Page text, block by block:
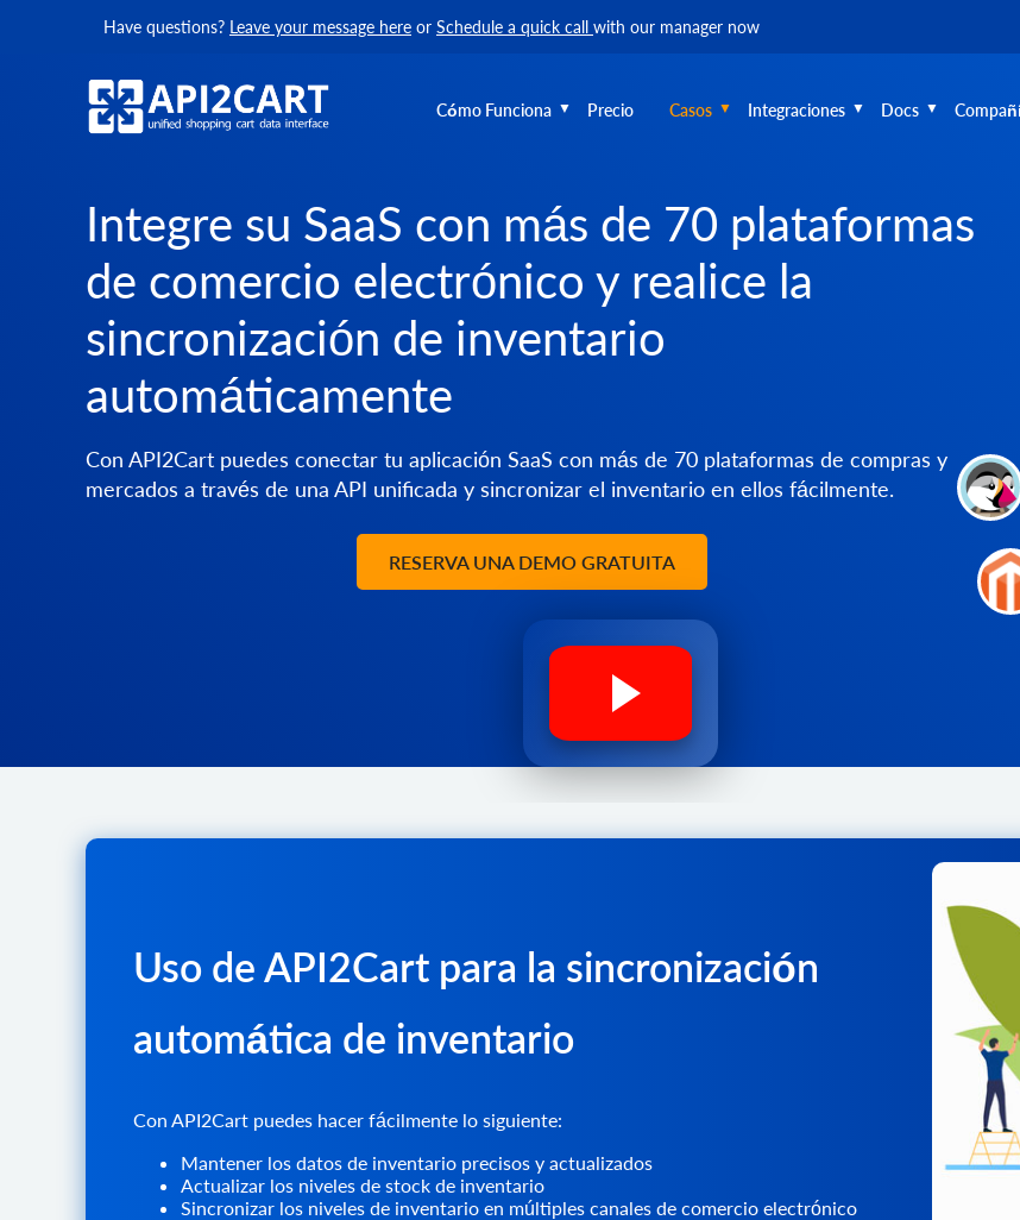
Have questions? Leave your message here or Schedule a quick call with our manager now
Cómo Funciona Precio Casos Integraciones Docs
Integre su SaaS con más de 70 plataformas
de comercio electrónico y realice la
sincronización de inventario
automáticamente
Con API2Cart puedes conectar tu aplicación SaaS con más de 70 plataformas de compras y
mercados a través de una API unificada y sincronizar el inventario en ellos fácilmente.
RESERVA UNA DEMO GRATUITA
Uso de API2Cart para la sincronización
automática de inventario
Con API2Cart puedes hacer fácilmente lo siguiente:
Mantener los datos de inventario precisos y actualizados
Actualizar los niveles de stock de inventario
Sincronizar los niveles de inventario en múltiples canales de comercio electrónico